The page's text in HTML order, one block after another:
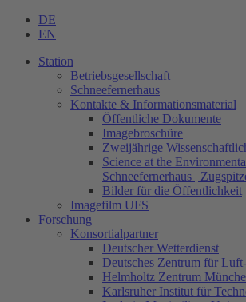
DE
EN
Station
Betriebsgesellschaft
Schneefernerhaus
Kontakte & Informationsmaterial
Öffentliche Dokumente
Imagebroschüre
Zweijährige
Science at the
Schneefernerhaus |
Bilder für die Öffentlichkeit
Imagefilm UFS
Forschung
Konsortialpartner
Deutscher Wetterdienst
Deutsches Zentrum für
Helmholtz Zentrum
Karlsruher Institut für